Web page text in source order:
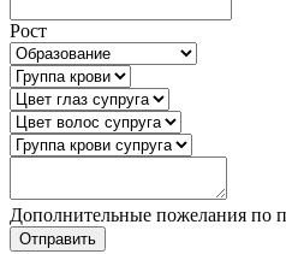
Рост
Дополнительные пожелания по
Отправить